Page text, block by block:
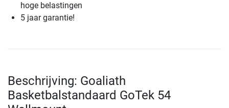
hoge belastingen
5 jaar garantie!
Beschrijving: Goaliath
Basketbalstandaard GoTek 54